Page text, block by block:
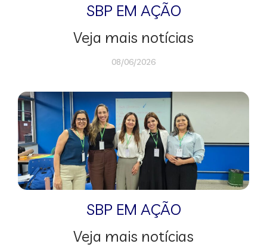
SBP EM AÇÃO
Veja mais notícias
08/06/2026
SBP EM AÇÃO
Veja mais notícias